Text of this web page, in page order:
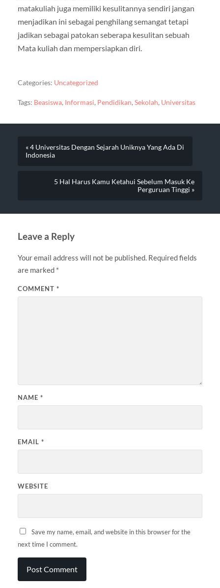
matakuliah juga memiliki kesulitannya sendiri jangan
menjadikan ini sebagai penghilang semangat tetapi
jadikan sebagai patokan seberapa kesulitan sebuah
Mata kuliah dan mempersiapkan diri.
Categories: Uncategorized
Tags: Beasiswa, Informasi, Pendidikan,Sekolah, Universitas
« 4 Universitas Dengan Sejarah Uniknya Yang Ada Di
Indonesia
5 Hal Harus Kamu Ketahui Sebelum Masuk Ke
Perguruan Tinggi »
Leave a Reply
Your email address will not be published. Required fields
are marked *
COMMENT *
NAME *
EMAIL *
WEBSITE
Save my name, email, and website in this browser for the
next time I comment.